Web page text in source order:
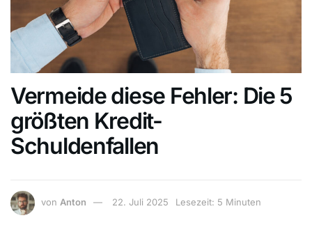
Vermeide diese Fehler: Die 5
größten Kredit-
Schuldenfallen
von Anton 22. Juli 2025 Lesezeit: 5 Minuten